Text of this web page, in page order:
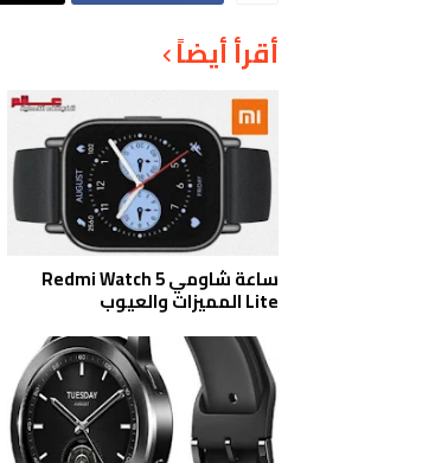
أقرأ أيضاً
ساعة شاومي Redmi Watch 5
Lite المميزات والعيوب